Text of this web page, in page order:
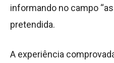
informando no campo
pretendida.
A experiência